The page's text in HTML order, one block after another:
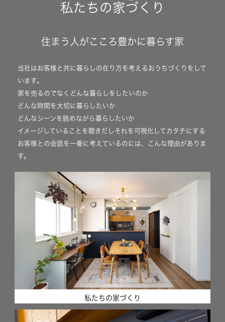
私たちの家づくり
住まう人がこころ豊かに暮らす家
当社はお客様と共に暮らしの在り方を考えるおうちづくりをして
います。
家を売るのでなくどんな暮らしをしたいのか
どんな時間を大切に暮らしたいか
どんなシーンを眺めながら暮らしたいか
イメージしていることを聴きだしそれを可視化してカタチにする
お客様との会話を一番に考えているのには、こんな理由がありま
す。
私たちの家づくり